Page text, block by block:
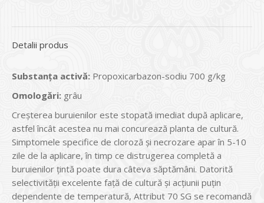
Detalii produs
Substanţa activă: Propoxicarbazon-sodiu 700 g/kg
Omologări: grâu
Creșterea buruienilor este stopată imediat după aplicare,
astfel încât acestea nu mai concurează planta de cultură.
Simptomele specifice de cloroză și necrozare apar în 5-10
zile de la aplicare, în timp ce distrugerea completă a
buruienilor țintă poate dura câteva săptămâni. Datorită
selectivității excelente față de cultură și acțiunii puțin
dependente de temperatură, Attribut 70 SG se recomandă